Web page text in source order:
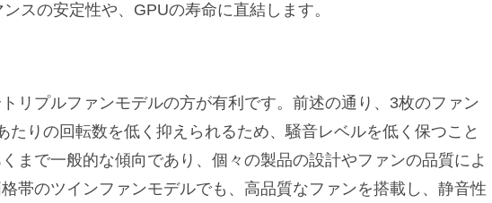
スの安定性や、GPUの寿命に直結します。
リプルファンモデルの方が有利です。前述の通り、3枚のファン
たりの回転数を低く抑えられるため、騒音レベルを低く保つこと
まで一般的な傾向であり、個々の製品の設計やファンの品質によ
帯のツインファンモデルでも、高品質なファンを搭載し、静音性